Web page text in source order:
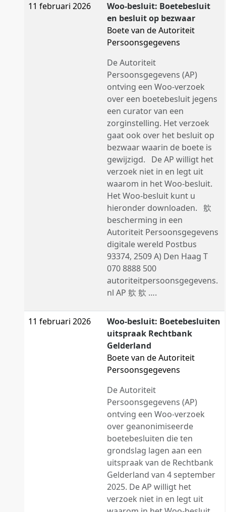
11 februari 2026
Woo-besluit: Boetebesluit
en besluit op bezwaar
Boete van de Autoriteit
Persoonsgegevens
De Autoriteit
Persoonsgegevens (AP)
ontving een Woo-verzoek
over een boetebesluit jegens
een curator van een
zorginstelling. Het verzoek
gaat ook over het besluit op
bezwaar waarin de boete is
gewijzigd. De AP willigt het
verzoek niet in en legt uit
waarom in het Woo-besluit.
Het Woo-besluit kunt u
hieronder downloaden. 㰾
bescherming in een
Autoriteit Persoonsgegevens
digitale wereld Postbus
93374, 2509 A) Den Haag T
070 8888 500
autoriteitpersoonsgegevens.
nl AP 㰾 㰾 ….
11 februari 2026
Woo-besluit: Boetebesluiten
uitspraak Rechtbank
Gelderland
Boete van de Autoriteit
Persoonsgegevens
De Autoriteit
Persoonsgegevens (AP)
ontving een Woo-verzoek
over geanonimiseerde
boetebesluiten die ten
grondslag lagen aan een
uitspraak van de Rechtbank
Gelderland van 4 september
2025. De AP willigt het
verzoek niet in en legt uit